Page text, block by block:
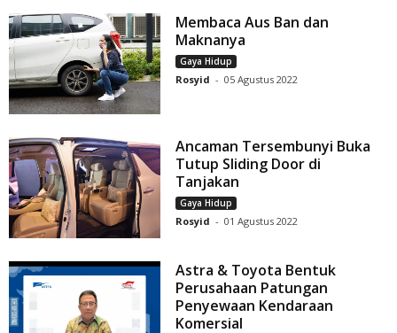
Membaca Aus Ban dan
Maknanya
Gaya Hidup
Rosyid - 05 Agustus 2022
Ancaman Tersembunyi Buka
Tutup Sliding Door di
Tanjakan
Gaya Hidup
Rosyid - 01 Agustus 2022
Astra & Toyota Bentuk
Perusahaan Patungan
Penyewaan Kendaraan
Komersial